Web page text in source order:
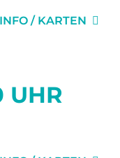
INFO / KARTEN
UHR